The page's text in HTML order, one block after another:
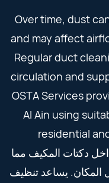
Over time, dust
and may affect
Regular duct
circulation and
OSTA Services
Al Ain using
residential
دكتات المكيف مما
المكان. يساعد تنظيف